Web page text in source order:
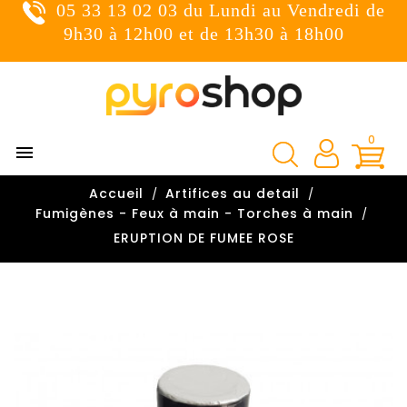
05 33 13 02 03 du Lundi au Vendredi de
9h30 à 12h00 et de 13h30 à 18h00
0

Accueil
Artifices au detail
Fumigènes - Feux à main - Torches à main
ERUPTION DE FUMEE ROSE
Connexion
You need to be logged in to save products in your wish
Annuler Connexion